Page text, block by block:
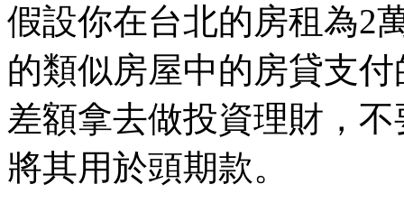
假設你在台北的房租為2
的類似房屋中的房貸支
差額拿去做投資理財，
將其用於頭期款。